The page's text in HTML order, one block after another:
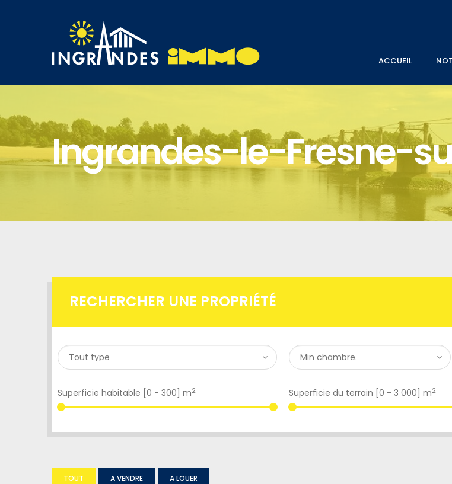
ACCUEIL
Ingrandes-le-Fresne-
RECHERCHER UNE PROPRIÉTÉ
Superficie habitable [ 0 - 300 ] m2 Superficie du terrain [ 0 - 3 000 ] m2
TOUT A VENDRE A LOUER